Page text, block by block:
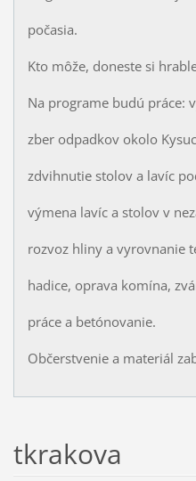
počasia.
Kto môže, doneste si
Na programe budú práce:
zber odpadkov okolo
zdvihnutie stolov a lavíc
výmena lavíc a stolov v
rozvoz hliny a vyrovnanie
hadice, oprava komína,
práce a betónovanie.
Občerstvenie a materiál
tkrakova